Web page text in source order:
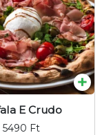
E Crudo
5490 Ft